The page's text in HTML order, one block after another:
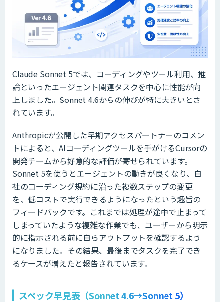
Claude Sonnet 5では、コーディングやツール利用、推
論といったエージェント関連タスクを中心に性能が向
上しました。Sonnet 4.6からの伸びが特に大きいとさ
れています。
Anthropicが公開した早期アクセスパートナーのコメン
トによると、AIコーディングツールを手がけるCursorの
開発チームから好意的な評価が寄せられています。
Sonnet 5を使うとエージェントの動きが良くなり、自
社のコーディング規約に沿った複数ステップの変更
を、低コストで実行できるようになったという趣旨の
フィードバックです。これまでは処理が途中で止まって
しまっていたような複雑な作業でも、ユーザーから明示
的に指示される前に自らアウトプットを確認するよう
になりました。その結果、最後までタスクを完了でき
るケースが増えたと報告されています。
スペック早見表（Sonnet 4.6→Sonnet 5）